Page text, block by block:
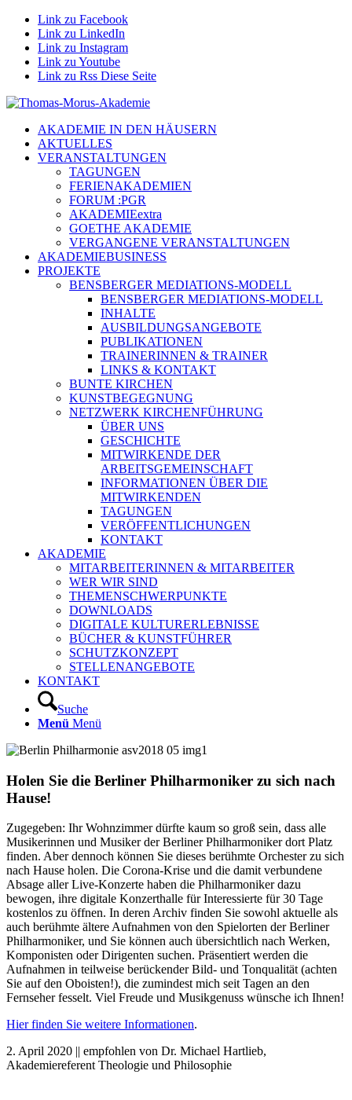
Link zu Facebook
Link zu LinkedIn
Link zu Instagram
Link zu Youtube
Link zu Rss Diese Seite
AKADEMIE IN DEN HÄUSERN
AKTUELLES
VERANSTALTUNGEN
TAGUNGEN
FERIENAKADEMIEN
FORUM :PGR
AKADEMIEextra
GOETHE AKADEMIE
VERGANGENE VERANSTALTUNGEN
AKADEMIEBUSINESS
PROJEKTE
BENSBERGER MEDIATIONS-MODELL
BENSBERGER MEDIATIONS-MODELL
INHALTE
AUSBILDUNGSANGEBOTE
PUBLIKATIONEN
TRAINERINNEN & TRAINER
LINKS & KONTAKT
BUNTE KIRCHEN
KUNSTBEGEGNUNG
NETZWERK KIRCHENFÜHRUNG
ÜBER UNS
GESCHICHTE
MITWIRKENDE DER
ARBEITSGEMEINSCHAFT
INFORMATIONEN ÜBER DIE
MITWIRKENDEN
TAGUNGEN
VERÖFFENTLICHUNGEN
KONTAKT
AKADEMIE
MITARBEITERINNEN & MITARBEITER
WER WIR SIND
THEMENSCHWERPUNKTE
DOWNLOADS
DIGITALE KULTURERLEBNISSE
BÜCHER & KUNSTFÜHRER
SCHUTZKONZEPT
STELLENANGEBOTE
KONTAKT
Suche
Menü Menü
Holen Sie die Berliner Philharmoniker zu sich nach
Hause!
Zugegeben: Ihr Wohnzimmer dürfte kaum so groß sein, dass alle
Musikerinnen und Musiker der Berliner Philharmoniker dort Platz
finden. Aber dennoch können Sie dieses berühmte Orchester zu sich
nach Hause holen. Die Corona-Krise und die damit verbundene
Absage aller Live-Konzerte haben die Philharmoniker dazu
bewogen, ihre digitale Konzerthalle für Interessierte für 30 Tage
kostenlos zu öffnen. In deren Archiv finden Sie sowohl aktuelle als
auch berühmte ältere Aufnahmen von den Spielorten der Berliner
Philharmoniker, und Sie können auch übersichtlich nach Werken,
Komponisten oder Dirigenten suchen. Präsentiert werden die
Aufnahmen in teilweise berückender Bild- und Tonqualität (achten
Sie auf den Oboisten!), die zumindest mich seit Tagen an den
Fernseher fesselt. Viel Freude und Musikgenuss wünsche ich Ihnen!
Hier finden Sie weitere Informationen.
2. April 2020 || empfohlen von Dr. Michael Hartlieb,
Akademiereferent Theologie und Philosophie